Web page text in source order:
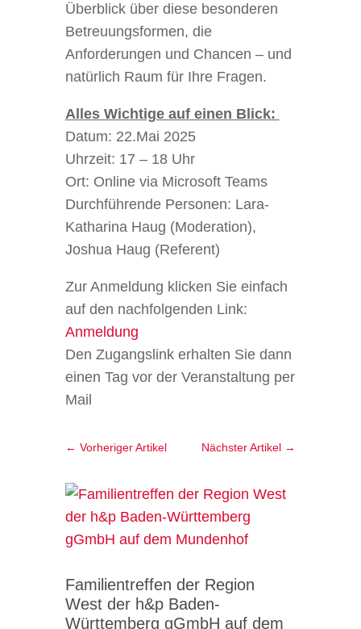
Überblick über diese besonderen
Betreuungsformen, die
Anforderungen und Chancen – und
natürlich Raum für Ihre Fragen.
Alles Wichtige auf einen Blick:
Datum: 22.Mai 2025
Uhrzeit: 17 – 18 Uhr
Ort: Online via Microsoft Teams
Durchführende Personen: Lara-
Katharina Haug (Moderation),
Joshua Haug (Referent)
Zur Anmeldung klicken Sie einfach
auf den nachfolgenden Link:
Anmeldung
Den Zugangslink erhalten Sie dann
einen Tag vor der Veranstaltung per
Mail
← Vorheriger Artikel Nächster Artikel →
Familientreffen der Region
West der h&p Baden-
Württemberg gGmbH auf dem